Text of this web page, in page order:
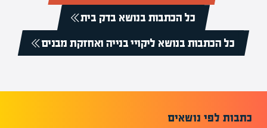
כל הכתבות בנושא בדק בית
כל הכתבות בנושא ליקויי בנייה ואחזקת מבנים
כתבות לפי נושאים